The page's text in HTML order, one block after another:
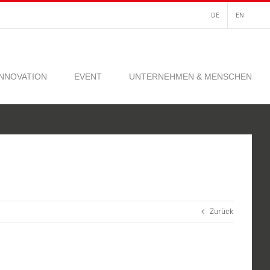
DE EN
EVENT UNTERNEHMEN & MENSCHEN
Zurück